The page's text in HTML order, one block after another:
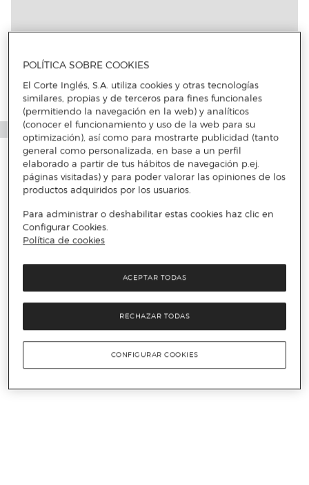
POLÍTICA SOBRE COOKIES
El Corte Inglés, S.A. utiliza cookies y otras tecnologías
similares, propias y de terceros para fines funcionales
(permitiendo la navegación en la web) y analíticos
(conocer el funcionamiento y uso de la web para su
optimización), así como para mostrarte publicidad (tanto
general como personalizada, en base a un perfil
elaborado a partir de tus hábitos de navegación p.ej.
páginas visitadas) y para poder valorar las opiniones de los
productos adquiridos por los usuarios.
Para administrar o deshabilitar estas cookies haz clic en
Configurar Cookies.
Política de cookies
RECHAZAR TODAS
ACEPTAR TODAS
CONFIGURAR COOKIES